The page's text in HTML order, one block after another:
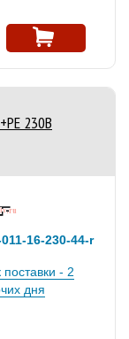
230В
011-16-230-44-r
- 2
дня